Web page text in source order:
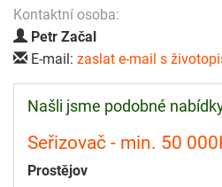
Kontaktní osoba:
Petr Začal
E-mail: zaslat e-mail s
Našli jsme podobné
Seřizovač - min. 50
Prostějov